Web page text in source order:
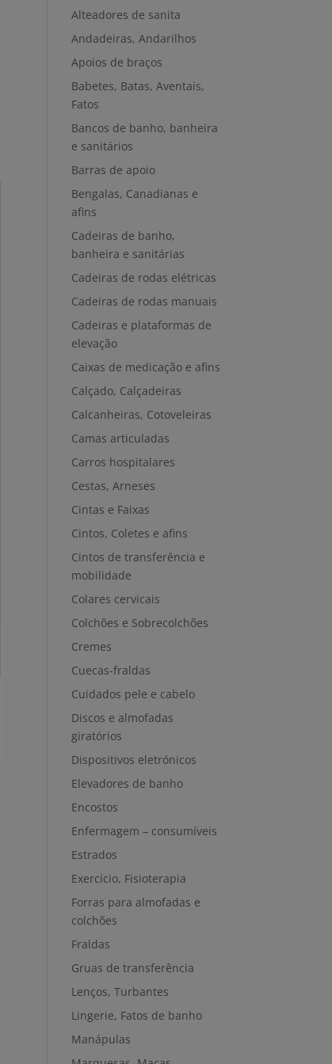
Alteadores de sanita
Andadeiras, Andarilhos
Apoios de braços
Babetes, Batas, Aventais,
Fatos
Bancos de banho, banheira
e sanitários
Barras de apoio
Bengalas, Canadianas e
afins
Cadeiras de banho,
banheira e sanitárias
Cadeiras de rodas elétricas
Cadeiras de rodas manuais
Cadeiras e plataformas de
elevação
Caixas de medicação e afins
Calçado, Calçadeiras
Calcanheiras, Cotoveleiras
Camas articuladas
Carros hospitalares
Cestas, Arneses
Cintas e Faixas
Cintos, Coletes e afins
Cintos de transferência e
mobilidade
Colares cervicais
Colchões e Sobrecolchões
Cremes
Cuecas-fraldas
Cuidados pele e cabelo
Discos e almofadas
giratórios
Dispositivos eletrónicos
Elevadores de banho
Encostos
Enfermagem – consumíveis
Estrados
Exercício, Fisioterapia
Forras para almofadas e
colchões
Fraldas
Gruas de transferência
Lenços, Turbantes
Lingerie, Fatos de banho
Manápulas